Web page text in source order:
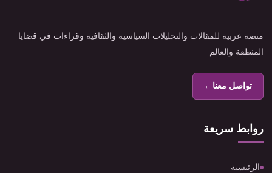
منصة عربية للمقالات والتحليلات السياسية والثقافية وقراءات في قضايا
المنطقة والعالم
تواصل معنا←
روابط سريعة
الرئيسية